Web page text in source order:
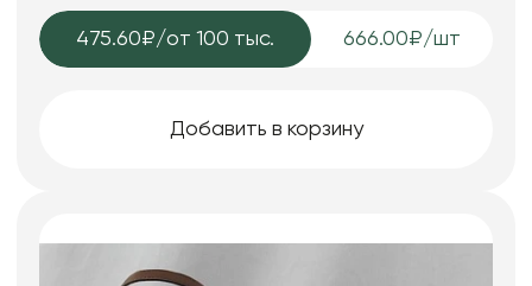
475.60₽/от 100 тыс. 666.00₽/шт
Добавить в корзину